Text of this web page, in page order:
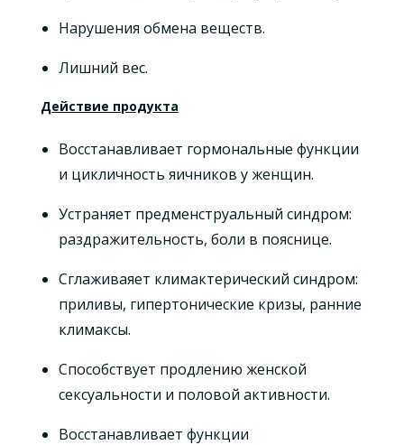
Нарушения обмена веществ.
Лишний вес.
Действие продукта
Восстанавливает гормональные функции
и цикличность яичников у женщин.
Устраняет предменструальный синдром:
раздражительность, боли в пояснице.
Сглаживаяет климактерический синдром:
приливы, гипертонические кризы, ранние
климаксы.
Способствует продлению женской
сексуальности и половой активности.
Восстанавливает функции